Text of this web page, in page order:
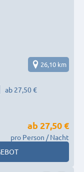
26,10 km
ab 27,50 €
ab 27,50 €
pro Person / Nacht